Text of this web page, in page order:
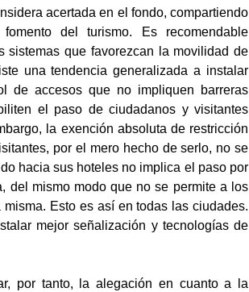
acertada en el fondo, compartiendo
del turismo. Es recomendable
sistemas que favorezcan la movilidad de
una tendencia generalizada a instalar
de accesos que no impliquen barreras
el paso de ciudadanos y visitantes
la exención absoluta de restricción
por el mero hecho de serlo, no se
hacia sus hoteles no implica el paso por
del mismo modo que no se permite a los
misma. Esto es así en todas las ciudades.
mejor señalización y tecnologías de
por tanto, la alegación en cuanto a la